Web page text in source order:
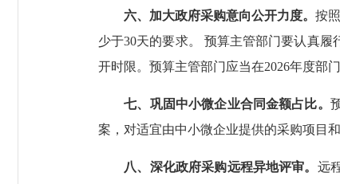
六、加大政府采购意向公开力度。 按
少于30天的要求。 预算主管部门要认真
开时限。预算主管部门应当在2026年度部
七、巩固中小微企业合同金额占比。
案，对适宜由中小微企业提供的采购项目
八、深化政府采购远程异地评审。 远